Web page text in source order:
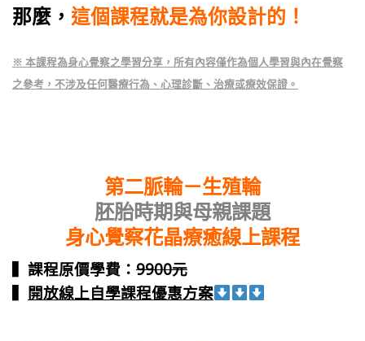
那麼， 這個課程就是為你設計的！
※ 本課程為身心覺察之學習分享，所有內容僅作為個人學習與內在覺察
之參考， 不涉及任何醫療行為、心理診斷、治療或療效保證。
第二脈輪－生殖輪
胚胎時期與母親課題
身心覺察花晶療癒線上課程
▍ 課程原價學費： 9900元
▍ 開放線上自學課程優惠方案